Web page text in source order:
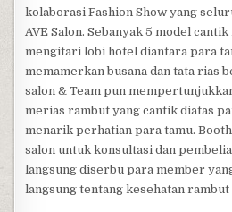
kolaborasi Fashion Show yang
AVE Salon. Sebanyak 5 model
mengitari lobi hotel diantara para
memamerkan busana dan tata rias
salon & Team pun
merias rambut yang cantik diatas
menarik perhatian para tamu.
salon untuk konsultasi dan
langsung diserbu para member
langsung tentang kesehatan rambut